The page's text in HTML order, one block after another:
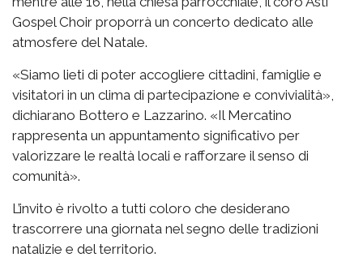
Gospel Choir proporrà un concerto dedicato alle
atmosfere del Natale.
«Siamo lieti di poter accogliere cittadini, famiglie e
visitatori in un clima di partecipazione e convivialità»,
dichiarano Bottero e Lazzarino. «Il Mercatino
rappresenta un appuntamento significativo per
valorizzare le realtà locali e rafforzare il senso di
comunità».
L’invito è rivolto a tutti coloro che desiderano
trascorrere una giornata nel segno delle tradizioni
natalizie e del territorio.